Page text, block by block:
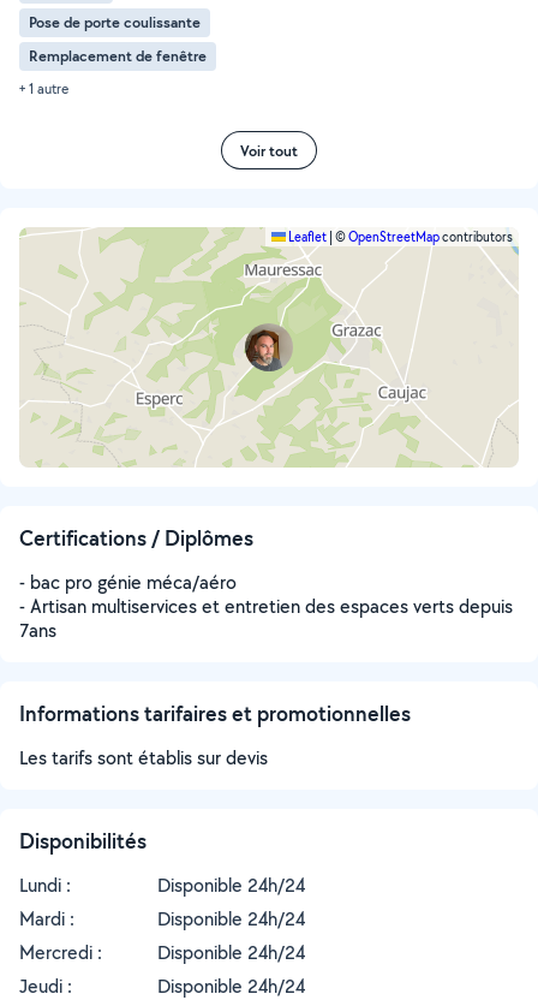
Pose de porte coulissante
Remplacement de fenêtre
+ 1 autre
Voir tout
Leaflet ©OpenStreetMapcontributors
Certifications / Diplômes
- bac pro génie méca/aéro
- Artisan multiservices et entretien des espaces verts depuis
7ans
Informations tarifaires et promotionnelles
Les tarifs sont établis sur devis
Disponibilités
Lundi :
Disponible 24h/24
Mardi :
Disponible 24h/24
Mercredi :
Disponible 24h/24
Jeudi :
Disponible 24h/24